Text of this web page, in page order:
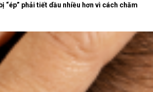
“ép” phải tiết dầu nhiều hơn vì cách chăm